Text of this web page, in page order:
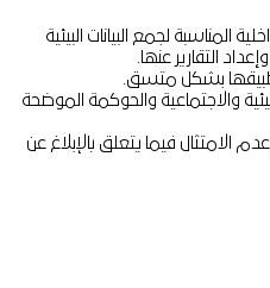
المناسبة لجمع البيانات البيئية
التقارير عنها.
بشكل متسق.
والاجتماعية والحوكمة الموضحة
الامتثال فيما يتعلق بالإبلاغ عن